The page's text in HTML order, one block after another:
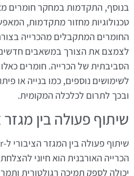
בנוסף, התקדמות במחקר חומרים
טכנולוגיות מחזור מתקדמות,
החומרים המתקבלים מהכרייה
לצמצם את הצורך במשאבים
הסביבתית של הכרייה. חומרים
לשימושים נוספים, כמו בנייה או
ובכך לתרום לכלכלה המקומית.
שיתוף פעולה בין מגזר
הכרייה האורבנית הוא חיוני
יכולה לספק תמיכה רגולטורית